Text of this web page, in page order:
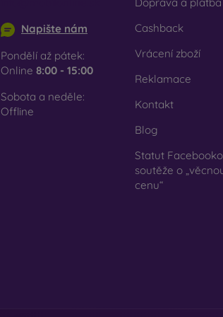
Ať už se rozhodnete pro fólii nebo
smartphonu. V našem e-shopu FOON
Napište nám
Pondělí až pátek:
Online 8:00 - 15:00
Sobota a neděle:
Offline
Cashback
Vrácení zboží
Reklamace
Kontakt
Blog
Statut
soutěže o
cenu“